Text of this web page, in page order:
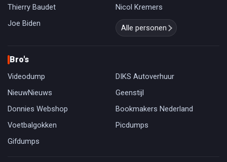
Thierry Baudet
Nicol Kremers
Joe Biden
Alle personen
Bro's
Videodump
DIKS Autoverhuur
NieuwNieuws
Geenstijl
Donnies Webshop
Bookmakers Nederland
Voetbalgokken
Picdumps
Gifdumps